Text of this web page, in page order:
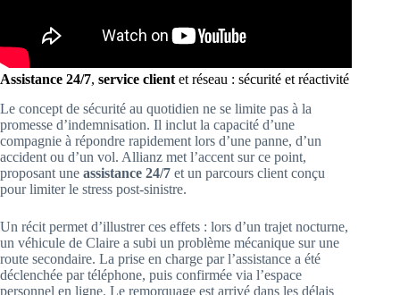
Assistance 24/7, service clientet réseau : sécurité et réactivité
Le concept de sécurité au quotidien ne se limite pas à la
promesse d’indemnisation. Il inclut la capacité d’une
compagnie à répondre rapidement lors d’une panne, d’un
accident ou d’un vol. Allianz met l’accent sur ce point,
proposant une assistance 24/7 et un parcours client conçu
pour limiter le stress post-sinistre.
Un récit permet d’illustrer ces effets : lors d’un trajet nocturne,
un véhicule de Claire a subi un problème mécanique sur une
route secondaire. La prise en charge par l’assistance a été
déclenchée par téléphone, puis confirmée via l’espace
personnel en ligne. Le remorquage est arrivé dans les délais